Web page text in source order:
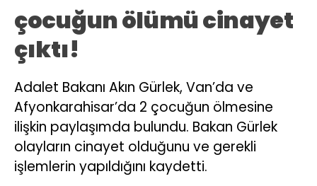
çocuğun ölümü cinayet
çıktı!
Adalet Bakanı Akın Gürlek, Van’da ve
Afyonkarahisar’da 2 çocuğun ölmesine
ilişkin paylaşımda bulundu. Bakan Gürlek
olayların cinayet olduğunu ve gerekli
işlemlerin yapıldığını kaydetti.